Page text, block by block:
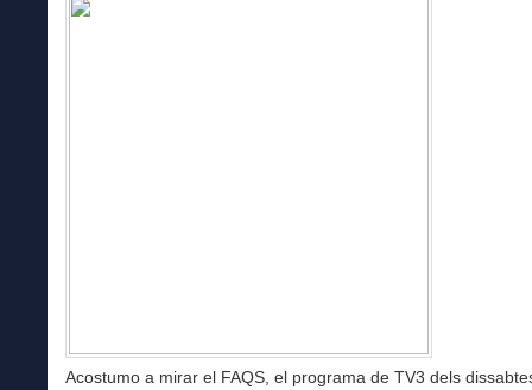
Acostumo a mirar el FAQS, el programa de TV3 dels